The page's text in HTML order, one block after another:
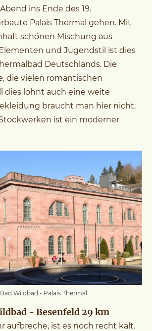
ins Ende des 19.
Palais Thermal gehen. Mit
schönen Mischung aus
und Jugendstil ist dies
Deutschlands. Die
die vielen romantischen
dies lohnt auch eine weite
braucht man hier nicht.
ist ein moderner
Wildbad - Palais Thermal
- Besenfeld 29 km
aufbreche, ist es noch recht kalt.